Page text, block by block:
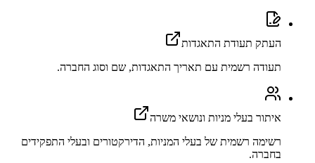
העתק תעודת התאגדות
תעודה רשמית עם תאריך התאגדות, שם וסוג החברה.
איתור בעלי מניות ונושאי משרה
רשימה רשמית של בעלי המניות, הדירקטורים ובעלי התפקידים
בחברה.